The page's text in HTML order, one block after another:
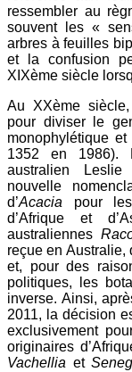
ressembler au
souvent les «
arbres à feuilles
et la confusion
XIXème siècle
Au XXème
pour diviser le
monophylétique
1352 en 1986).
australien
nouvelle
d’Acacia pour
d’Afrique et
australiennes
reçue en Australie,
et, pour des
politiques, les
inverse. Ainsi,
2011, la décision
exclusivement
originaires
Vachellia et